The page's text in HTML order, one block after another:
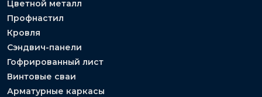
Цветной металл
Профнастил
Кровля
Сэндвич-панели
Гофрированный лист
Винтовые сваи
Арматурные каркасы